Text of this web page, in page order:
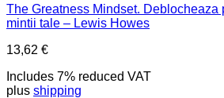
The Greatness Mindset. Deblocheaza
mintii tale – Lewis Howes
13,62 €
Includes 7% reduced VAT
plus shipping